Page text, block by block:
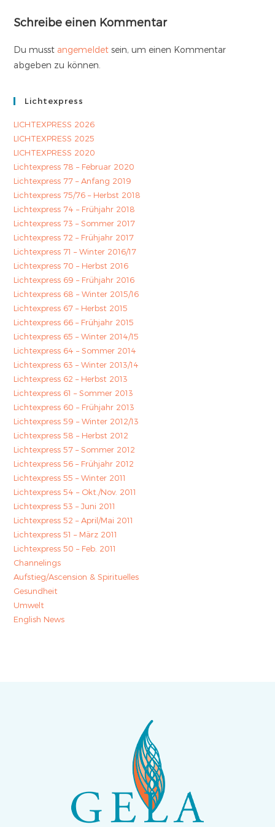
Schreibe einen Kommentar
Du musst angemeldet sein, um einen Kommentar
abgeben zu können.
Lichtexpress
LICHTEXPRESS 2026
LICHTEXPRESS 2025
LICHTEXPRESS 2020
Lichtexpress 78 – Februar 2020
Lichtexpress 77 – Anfang 2019
Lichtexpress 75/76 – Herbst 2018
Lichtexpress 74 – Frühjahr 2018
Lichtexpress 73 – Sommer 2017
Lichtexpress 72 – Frühjahr 2017
Lichtexpress 71 – Winter 2016/17
Lichtexpress 70 – Herbst 2016
Lichtexpress 69 – Frühjahr 2016
Lichtexpress 68 – Winter 2015/16
Lichtexpress 67 – Herbst 2015
Lichtexpress 66 – Frühjahr 2015
Lichtexpress 65 – Winter 2014/15
Lichtexpress 64 – Sommer 2014
Lichtexpress 63 – Winter 2013/14
Lichtexpress 62 – Herbst 2013
Lichtexpress 61 – Sommer 2013
Lichtexpress 60 – Frühjahr 2013
Lichtexpress 59 – Winter 2012/13
Lichtexpress 58 – Herbst 2012
Lichtexpress 57 – Sommer 2012
Lichtexpress 56 – Frühjahr 2012
Lichtexpress 55 – Winter 2011
Lichtexpress 54 – Okt./Nov. 2011
Lichtexpress 53 – Juni 2011
Lichtexpress 52 – April/Mai 2011
Lichtexpress 51 – März 2011
Lichtexpress 50 – Feb. 2011
Channelings
Aufstieg/Ascension & Spirituelles
Gesundheit
Umwelt
English News